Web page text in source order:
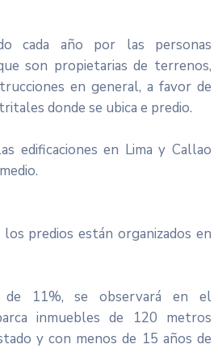
cada año por las personas
son propietarias de terrenos,
en general, a favor de
donde se ubica e predio.
edificaciones en Lima y Callao
predios están organizados en
de 11%, se observará en el
inmuebles de 120 metros
y con menos de 15 años de